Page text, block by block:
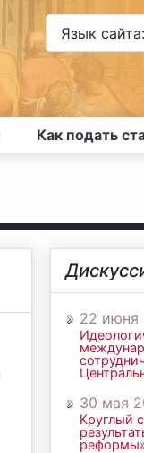
Язык сайта:
Как подать
22 июня
30 мая
Круглый